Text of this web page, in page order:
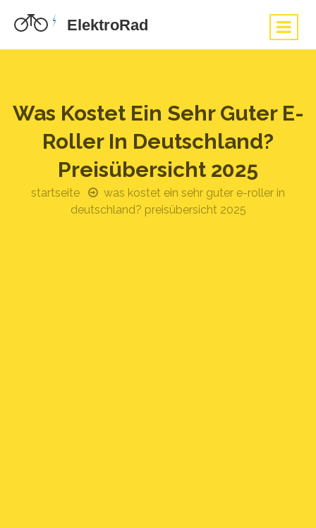
Was Kostet Ein Sehr Guter E-
Roller In Deutschland?
Preisübersicht 2025
startseite
was kostet ein sehr guter e-roller in
deutschland? preisübersicht 2025